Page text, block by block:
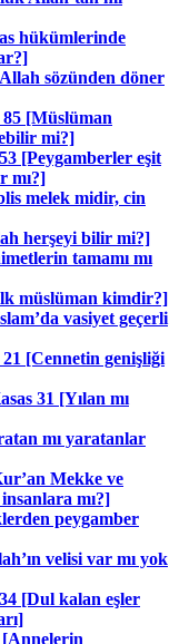
hükümlerinde
sözünden döner
[Müslüman
mi?]
[Peygamberler eşit
mı?]
melek midir, cin
herşeyi bilir mi?]
tamamı mı
müslüman kimdir?]
vasiyet geçerli
[Cennetin genişliği
31 [Yılan mı
mı yaratanlar
Mekke ve
mı?]
peygamber
velisi var mı yok
[Dul kalan eşler